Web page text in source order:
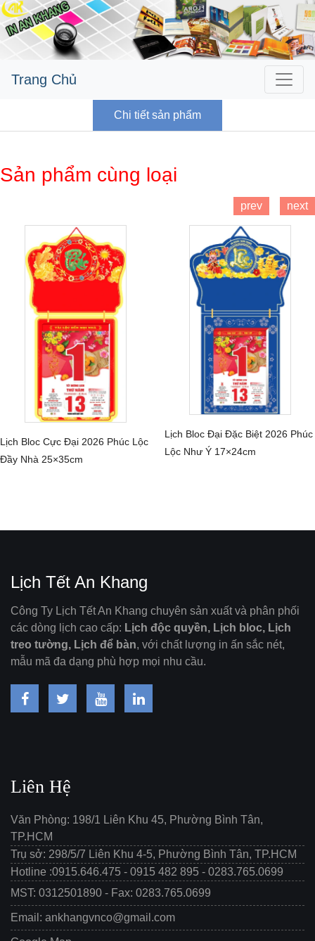
Trang Chủ
Chi tiết sản phẩm
Sản phẩm cùng loại
CHI TIẾT
Lịch Bloc Cực Đại 2026 Phúc Lộc
Đầy Nhà 25×35cm
Lịch Bloc Đại Đặc Biệt 2026 Phúc
Lộc Như Ý 17×24cm
prev next
Lịch Tết An Khang
Công Ty Lịch Tết An Khang chuyên sản xuất và phân phối
các dòng lịch cao cấp: Lịch độc quyền, Lịch bloc, Lịch
treo tường, Lịch để bàn, với chất lượng in ấn sắc nét,
mẫu mã đa dạng phù hợp mọi nhu cầu.
Liên Hệ
Văn Phòng: 198/1 Liên Khu 45, Phường Bình Tân,
TP.HCM
Trụ sở: 298/5/7 Liên Khu 4-5, Phường Bình Tân, TP.HCM
Hotline :0915.646.475 - 0915 482 895 - 0283.765.0699
MST: 0312501890 - Fax: 0283.765.0699
Email: ankhangvnco@gmail.com